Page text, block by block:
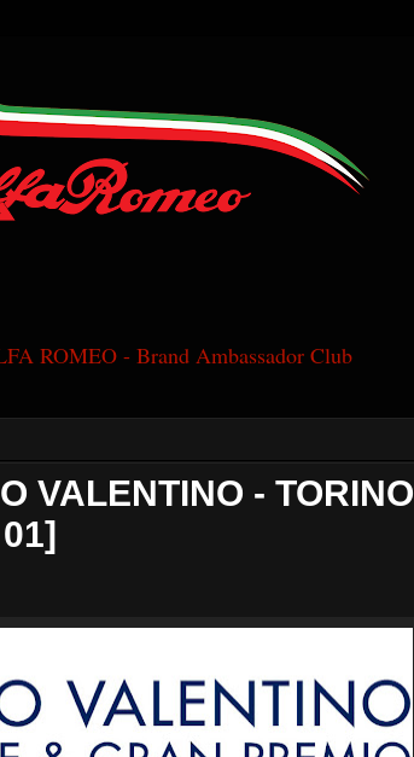
ROMEO - Brand Ambassador Club
VALENTINO - TORINO